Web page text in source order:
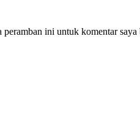
peramban ini untuk komentar